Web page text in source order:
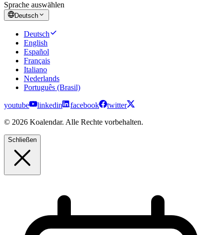
Sprache auswählen
Deutsch
Deutsch
English
Español
Français
Italiano
Nederlands
Português (Brasil)
youtube linkedin facebook
twitter
© 2026 Koalendar. Alle Rechte vorbehalten.
Schließen